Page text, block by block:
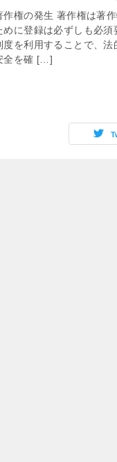
作権の発生 著作権は著
めに登録は必ずしも必
度を利用することで、
全を確 […]